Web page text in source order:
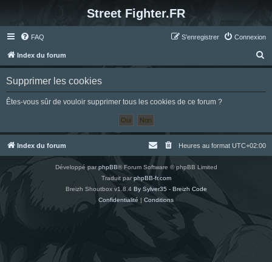
Street Fighter.FR
FAQ Connexion
S’enregistrer
Index du forum
e
h
Supprimer les cookies
Êtes-vous sûr de vouloir supprimer tous les cookies de ce forum ?
Index du forum Heures au format UTC+02:00
Développé parphpBB® Forum Software © phpBB Limited
Traduit parphpBB-fr.com
Breizh Shoutbox v1.8.4 By Sylver35 - Breizh Code
Confidentialité | Conditions